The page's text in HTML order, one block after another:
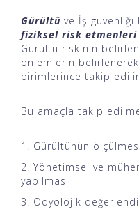
Gürültü ve İş güvenliği
fiziksel risk etmenleri
Gürültü riskinin
önlemlerin belirlenerek
birimlerince takip
Bu amaçla takip
Gürültünün
Yönetimsel ve
yapılması
Odyolojik